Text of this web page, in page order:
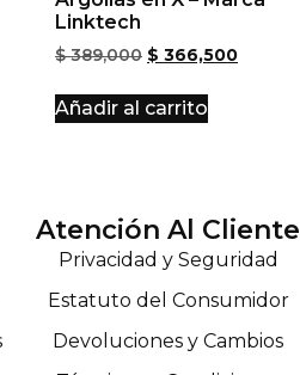
Linktech
$389,000 $ 366,500
Añadir al carrito
Atención Al Cliente
Privacidad y Seguridad
Estatuto del Consumidor
Devoluciones y Cambios